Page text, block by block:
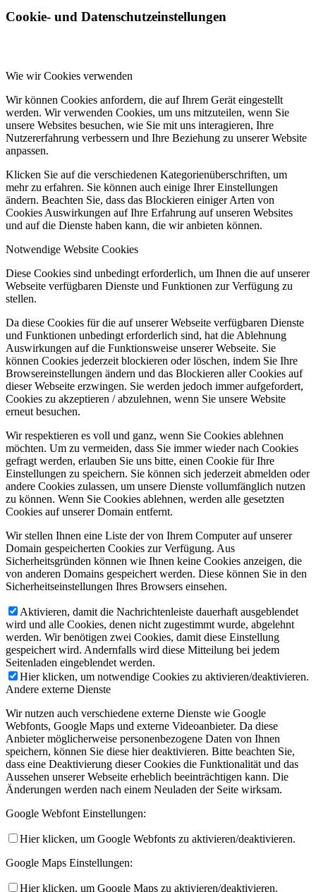
Cookie- und Datenschutzeinstellungen
Wie wir Cookies verwenden
Wir können Cookies anfordern, die auf Ihrem Gerät eingestellt
werden. Wir verwenden Cookies, um uns mitzuteilen, wenn Sie
unsere Websites besuchen, wie Sie mit uns interagieren, Ihre
Nutzererfahrung verbessern und Ihre Beziehung zu unserer Website
anpassen.
Klicken Sie auf die verschiedenen Kategorienüberschriften, um
mehr zu erfahren. Sie können auch einige Ihrer Einstellungen
ändern. Beachten Sie, dass das Blockieren einiger Arten von
Cookies Auswirkungen auf Ihre Erfahrung auf unseren Websites
und auf die Dienste haben kann, die wir anbieten können.
Notwendige Website Cookies
Diese Cookies sind unbedingt erforderlich, um Ihnen die auf unserer
Webseite verfügbaren Dienste und Funktionen zur Verfügung zu
stellen.
Da diese Cookies für die auf unserer Webseite verfügbaren Dienste
und Funktionen unbedingt erforderlich sind, hat die Ablehnung
Auswirkungen auf die Funktionsweise unserer Webseite. Sie
können Cookies jederzeit blockieren oder löschen, indem Sie Ihre
Browsereinstellungen ändern und das Blockieren aller Cookies auf
dieser Webseite erzwingen. Sie werden jedoch immer aufgefordert,
Cookies zu akzeptieren / abzulehnen, wenn Sie unsere Website
erneut besuchen.
Wir respektieren es voll und ganz, wenn Sie Cookies ablehnen
möchten. Um zu vermeiden, dass Sie immer wieder nach Cookies
gefragt werden, erlauben Sie uns bitte, einen Cookie für Ihre
Einstellungen zu speichern. Sie können sich jederzeit abmelden oder
andere Cookies zulassen, um unsere Dienste vollumfänglich nutzen
zu können. Wenn Sie Cookies ablehnen, werden alle gesetzten
Cookies auf unserer Domain entfernt.
Wir stellen Ihnen eine Liste der von Ihrem Computer auf unserer
Domain gespeicherten Cookies zur Verfügung. Aus
Sicherheitsgründen können wie Ihnen keine Cookies anzeigen, die
von anderen Domains gespeichert werden. Diese können Sie in den
Sicherheitseinstellungen Ihres Browsers einsehen.
Aktivieren, damit die Nachrichtenleiste dauerhaft ausgeblendet
wird und alle Cookies, denen nicht zugestimmt wurde, abgelehnt
werden. Wir benötigen zwei Cookies, damit diese Einstellung
gespeichert wird. Andernfalls wird diese Mitteilung bei jedem
Seitenladen eingeblendet werden.
Hier klicken, um notwendige Cookies zu aktivieren/deaktivieren.
Andere externe Dienste
Wir nutzen auch verschiedene externe Dienste wie Google
Webfonts, Google Maps und externe Videoanbieter. Da diese
Anbieter möglicherweise personenbezogene Daten von Ihnen
speichern, können Sie diese hier deaktivieren. Bitte beachten Sie,
dass eine Deaktivierung dieser Cookies die Funktionalität und das
Aussehen unserer Webseite erheblich beeinträchtigen kann. Die
Änderungen werden nach einem Neuladen der Seite wirksam.
Google Webfont Einstellungen:
Hier klicken, um Google Webfonts zu aktivieren/deaktivieren.
Google Maps Einstellungen:
Hier klicken, um Google Maps zu aktivieren/deaktivieren.